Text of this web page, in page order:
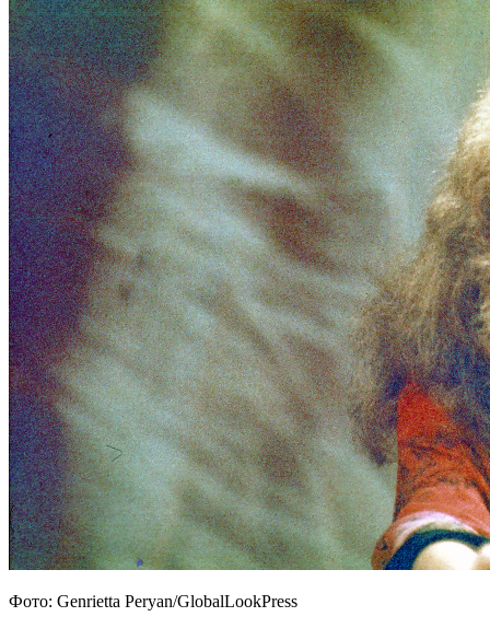
Фото: Genrietta Peryan/GlobalLookPress